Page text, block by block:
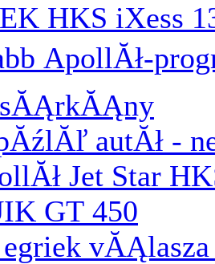
HKS iXess
ApollĂł-
autĂł -
Jet Star
GT 450
vĂĄlasza